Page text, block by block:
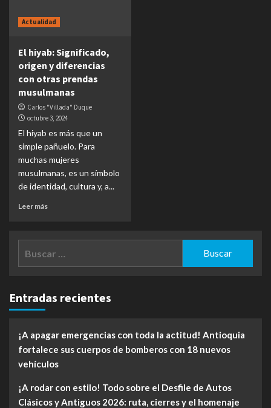
Actualidad
El hiyab: Significado,
origen y diferencias
con otras prendas
musulmanas
Carlos "Villada" Duque
octubre 3, 2024
El hiyab es más que un
simple pañuelo. Para
muchas mujeres
musulmanas, es un símbolo
de identidad, cultura y, a...
Leer más
Entradas recientes
¡A apagar emergencias con toda la actitud! Antioquia
fortalece sus cuerpos de bomberos con 18 nuevos
vehículos
¡A rodar con estilo! Todo sobre el Desfile de Autos
Clásicos y Antiguos 2026: ruta, cierres y el homenaje